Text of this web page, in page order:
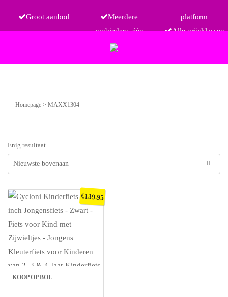
Groot aanbod
Meerdere
aanbieders, één
platform
Alle prijsklassen
Homepage > MAXX1304
Enig resultaat
KOOP OP BOL
€139.95